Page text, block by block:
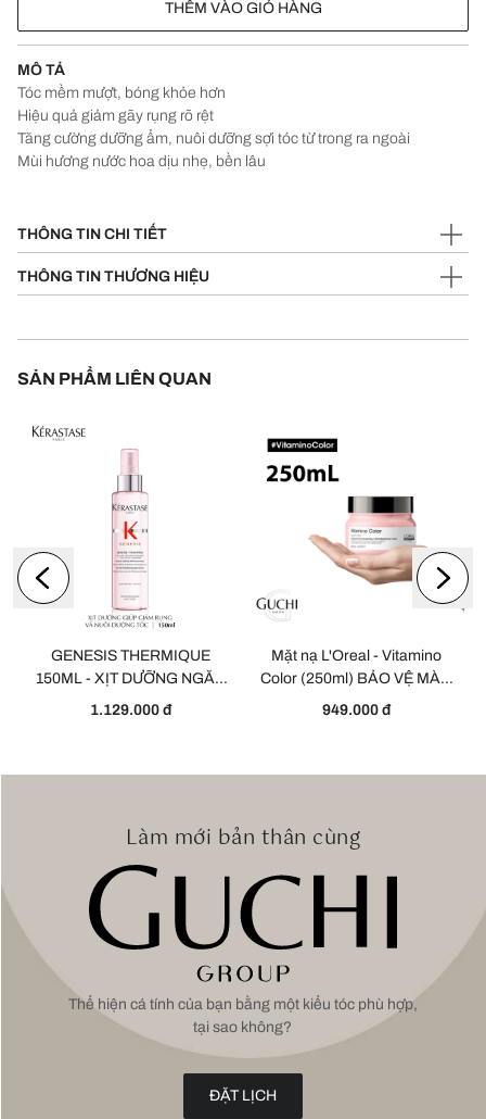
THÊM VÀO GIỎ HÀNG
MÔ TẢ
Tóc mềm mượt, bóng khỏe hơn
Hiệu quả giảm gãy rụng rõ rệt
Tăng cường dưỡng ẩm, nuôi dưỡng sợi tóc từ trong ra ngoài
Mùi hương nước hoa dịu nhẹ, bền lâu
THÔNG TIN CHI TIẾT
THÔNG TIN THƯƠNG HIỆU
SẢN PHẨM LIÊN QUAN
GENESIS THERMIQUE
150ML - XỊT DƯỠNG NGĂN
NGỪA GÃY RỤNG
1.129.000 đ
Mặt nạ L'Oreal - Vitamino
Color (250ml) BẢO VỆ MÀU
NHUỘM VÀ LÀM SÁNG
949.000 đ
Làm mới bản thân cùng
Thể hiện cá tính của bạn bằng một kiểu tóc phù hợp,
tại sao không?
ĐẶT LỊCH